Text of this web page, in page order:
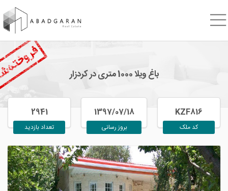
باغ ویلا 1000 متری در کردزار
KZF816
کد ملک
1397/07/18
بروز رسانی
2941
تعداد بازدید